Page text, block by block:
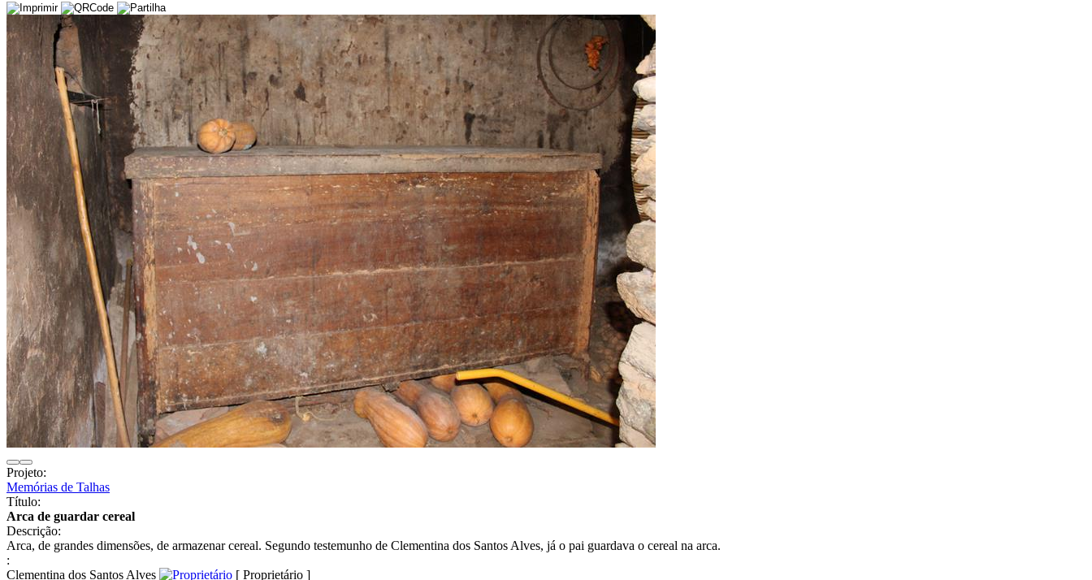
Projeto:
Memórias de Talhas
Título:
Arca de guardar cereal
Descrição:
Arca, de grandes dimensões, de armazenar cereal. Segundo testemunho de Clementina dos Santos Alves, já o pai guardava o cereal na arca.
:
Clementina dos Santos Alves
[ Proprietário ]